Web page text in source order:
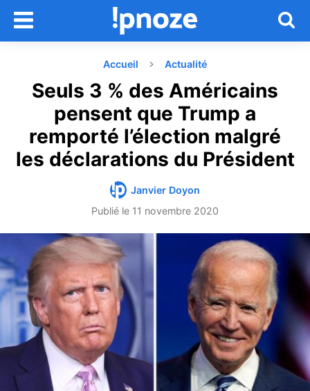
Accueil Actualité
Seuls 3 % des Américains
pensent que Trump a
remporté l’élection malgré
les déclarations du Président
Janvier Doyon
Publié le 11 novembre 2020